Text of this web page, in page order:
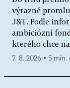
výrazně
J&T. Podle
ambiciózní
kterého chce
7. 8. 2026 ▪ 5 min.